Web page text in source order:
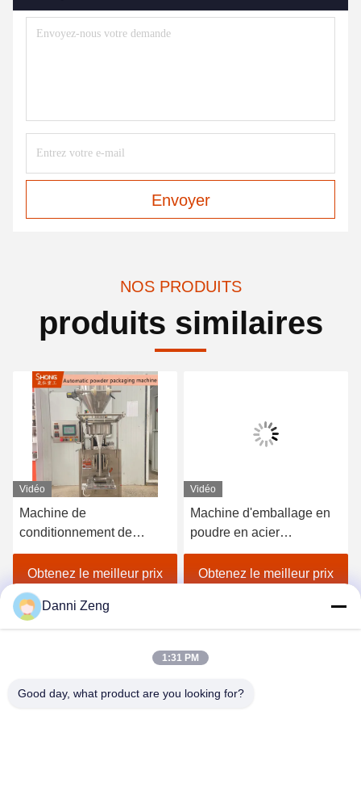
Envoyer
NOS PRODUITS
produits similaires
Vidéo
Machine de
conditionnement de
poudre standard GMP
avec acier inoxydable 304
pour un dosage et un
remplissage à grande
vitesse de 400 à 3 500
Obtenez le meilleur prix
Vidéo
Machine d'emballage en
poudre en acier
inoxydable 304 avec
contrôle tactile pour 400-
Obtenez le meilleur prix
Danni Zeng
1:31 PM
Good day, what product are you looking for?